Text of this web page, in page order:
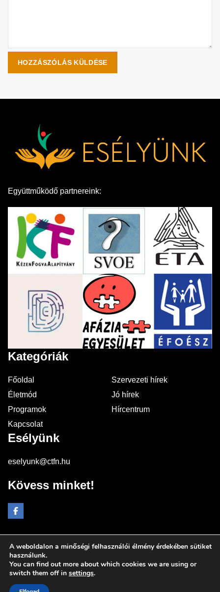
Együttműködő partnereink:
Kategóriák
Főoldal
Szervezeti hírek
Életmód
Jó hírek
Programok
Hírcentrum
Kapcsolat
Esélyünk
eselyunk@ctfn.hu
Kövess minket!
Copyright © 2024 eselyunk.hu. Minden jog fenntartva.
Általános Szerződési Feltételek
Adatkezelési Nyilatkozat
A weboldalon a minőségi felhasználói élmény érdekében sütiket
használunk.
You can find out more about which cookies we are using or
switch them off in settings.